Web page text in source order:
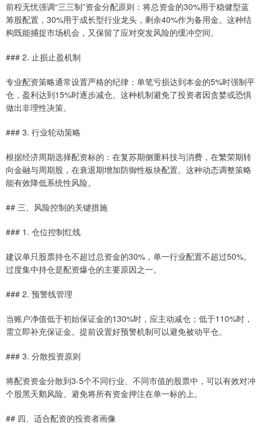
前程无忧强调“三三制”资金分配原则：将总资金的30%用于稳健型蓝
筹股配置，30%用于成长型行业龙头，剩余40%作为备用金。这种结
构既能捕捉市场机会，又保留了应对突发风险的缓冲空间。
### 2. 止损止盈机制
专业配资策略通常设置严格的纪律：单笔亏损达到本金的5%时强制平
仓，盈利达到15%时逐步减仓。这种机制避免了投资者因贪婪或恐惧
做出非理性决策。
### 3. 行业轮动策略
根据经济周期选择配资标的：在复苏期侧重科技与消费，在繁荣期转
向金融与周期股，在衰退期增加防御性板块配置。这种动态调整策略
能有效降低系统性风险。
## 三、风险控制的关键措施
### 1. 仓位控制红线
建议单只股票持仓不超过总资金的30%，单一行业配置不超过50%。
过度集中持仓是配资爆仓的主要原因之一。
### 2. 预警线管理
当账户净值低于初始保证金的130%时，应主动减仓；低于110%时，
需立即补充保证金。提前设置好预警机制可以避免被动平仓。
### 3. 分散投资原则
将配资资金分散到3-5个不同行业、不同市值的股票中，可以有效对冲
个股黑天鹅风险。避免将所有资金押注在单一标的上。
## 四、适合配资的投资者画像